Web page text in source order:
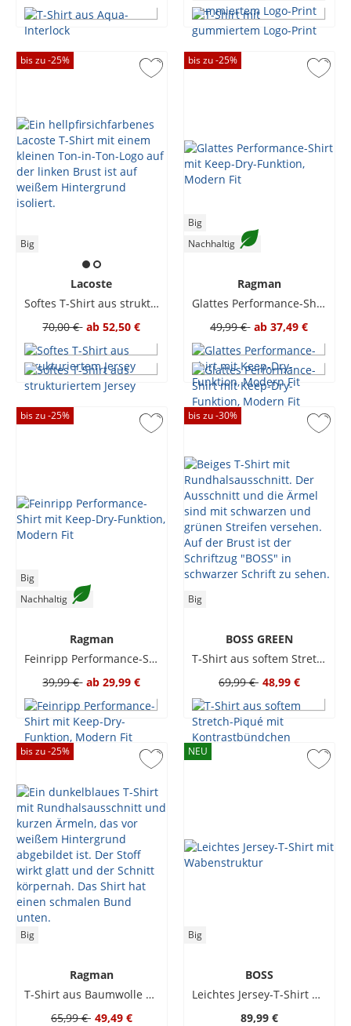
bis zu -25%
Big
Lacoste
Softes T-Shirt aus strukturiertem Jersey
70,00 € ab 52,50 €
bis zu -25%
Big
Nachhaltig
Ragman
Glattes Performance-Shirt mit Keep-Dry-Funktion, Modern Fit
49,99 € ab 37,49 €
bis zu -25%
Big
Nachhaltig
Ragman
Feinripp Performance-Shirt mit Keep-Dry-Funktion, Modern Fit
39,99 € ab 29,99 €
bis zu -30%
Big
BOSS GREEN
T-Shirt aus softem Stretch-Piqué mit Kontrastbündchen
69,99 € 48,99 €
bis zu -25%
Big
Ragman
T-Shirt aus Baumwolle mit Bündchen
65,99 € 49,49 €
NEU
Big
BOSS
Leichtes Jersey-T-Shirt mit Wabenstruktur
89,99 €